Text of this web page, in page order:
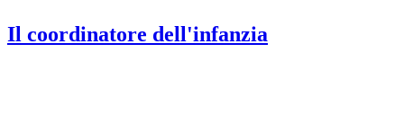
Il coordinatore dell'infanzia